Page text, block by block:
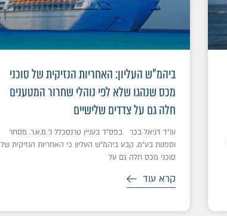
ביהמ"ש העליון: האחריות הנזיקית של סוכני
מכס שנהגו שלא לפי נוהלי שחרור המטענים
חלה גם על צדדים שלישיים
עו"ד דניאל בכר בפס"ד בעניין טרנסכלל נ’ מ.א.ר. מסחר
וספנות בע”מ, קבע ביהמ"ש העליון כי האחריות הנזיקית של
סוכני מכס חלה גם על
קרא עוד